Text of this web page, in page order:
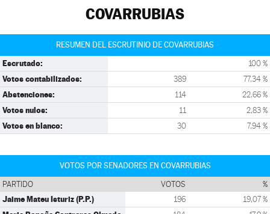
COVARRUBIAS
RESUMEN DEL ESCRUTINIO DE COVARRUBIAS
Escrutado: 100 %
Votos contabilizados: 389 77,34 %
Abstenciones: 114 22,66 %
Votos nulos: 11 2,83 %
Votos en blanco: 30 7,94 %
VOTOS POR SENADORES EN COVARRUBIAS
PARTIDO VOTOS %
Jaime Mateu Isturiz (P.P.) 196 19,07 %